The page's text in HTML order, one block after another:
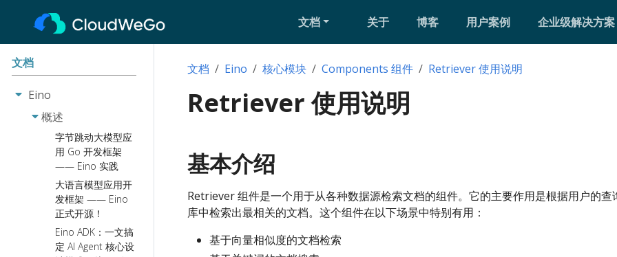
文档 关于 博客 用户案例 企业级解决方案
文档
Eino
概述
字节跳动大模型应
用 Go 开发框架
—— Eino 实践
大语言模型应用开
发框架 —— Eino
正式开源！
Eino ADK：一文搞
定 AI Agent 核心设
文档 Eino 核心模块 Components 组件 Retriever 使用说明
Retriever 使用说明
基本介绍
Retriever 组件是一个用于从各种数据源检索文档的组件。它的主要作用是根据用户的
库中检索出最相关的文档。这个组件在以下场景中特别有用：
基于向量相似度的文档检索